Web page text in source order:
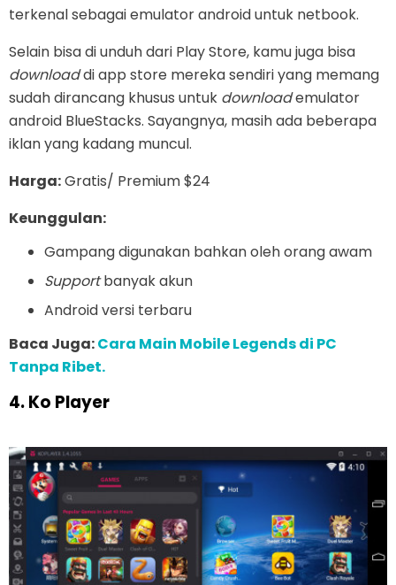
terkenal sebagai emulator android untuk netbook.
Selain bisa di unduh dari Play Store, kamu juga bisa
downloaddi app store mereka sendiri yang memang
sudah dirancang khusus untuk downloademulator
android BlueStacks. Sayangnya, masih ada beberapa
iklan yang kadang muncul.
Harga:Gratis/ Premium $24
Keunggulan:
Gampang digunakan bahkan oleh orang awam
Supportbanyak akun
Android versi terbaru
Baca Juga:Cara Main Mobile Legends di PC
Tanpa Ribet.
4. Ko Player